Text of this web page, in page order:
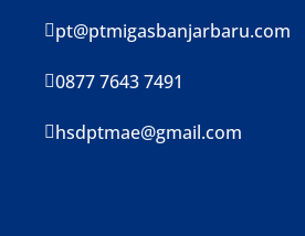
pt@ptmigasbanjarbaru.com
0877 7643 7491
hsdptmae@gmail.com